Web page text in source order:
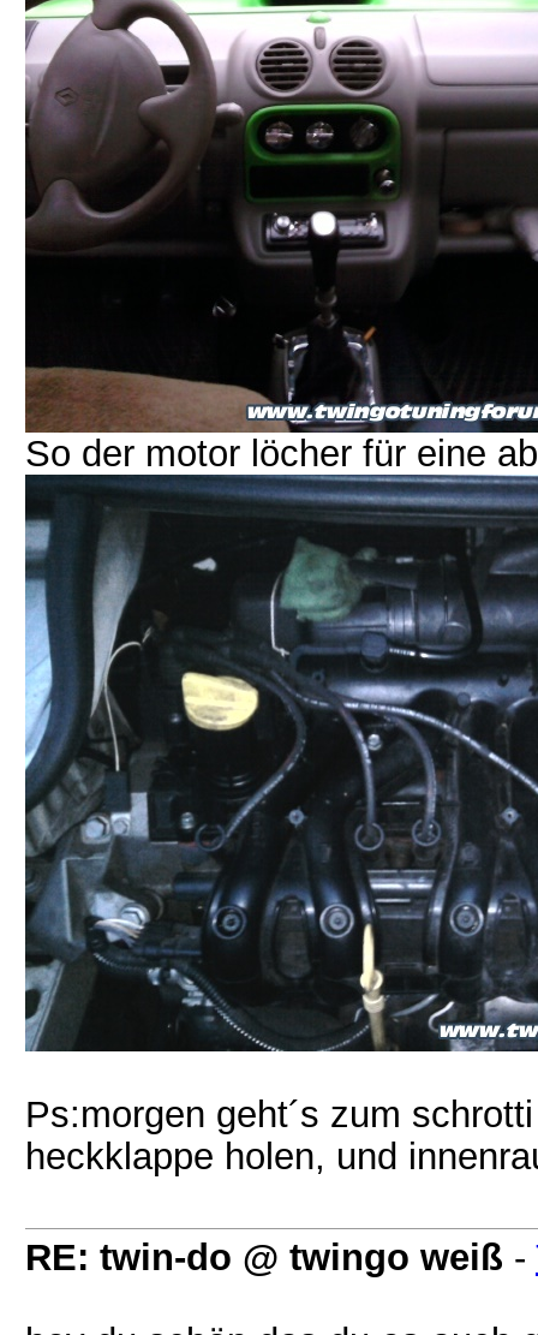
So der motor löcher für eine
Ps:morgen geht´s zum
heckklappe holen, und
RE: twin-do @ twingo weiß -